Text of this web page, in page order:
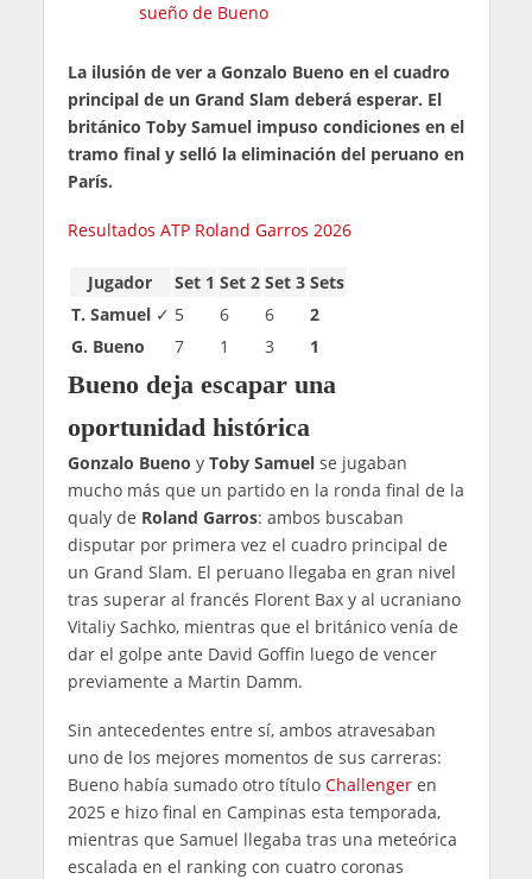
sueño de Bueno
La ilusión de ver a Gonzalo Bueno en el cuadro
principal de un Grand Slam deberá esperar. El
británico Toby Samuel impuso condiciones en el
tramo final y selló la eliminación del peruano en
París.
Resultados ATP Roland Garros 2026
Jugador Set 1 Set 2 Set 3 Sets
T. Samuel✓ 5 6 6
2
G. Bueno
7 1 3 1
Bueno deja escapar una
oportunidad histórica
Gonzalo Bueno yToby Samuelse jugaban
mucho más que un partido en la ronda final de la
qualy de Roland Garros: ambos buscaban
disputar por primera vez el cuadro principal de
un Grand Slam. El peruano llegaba en gran nivel
tras superar al francés Florent Bax y al ucraniano
Vitaliy Sachko, mientras que el británico venía de
dar el golpe ante David Goffin luego de vencer
previamente a Martin Damm.
Sin antecedentes entre sí, ambos atravesaban
uno de los mejores momentos de sus carreras:
Bueno había sumado otro título Challengeren
2025 e hizo final en Campinas esta temporada,
mientras que Samuel llegaba tras una meteórica
escalada en el ranking con cuatro coronas